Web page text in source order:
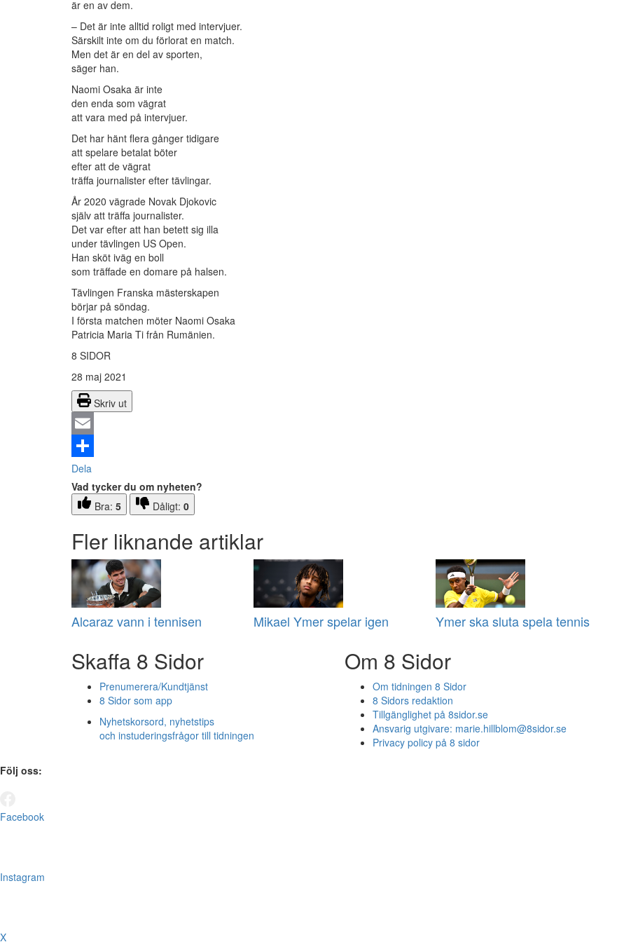
är en av dem.
– Det är inte alltid roligt med intervjuer.
Särskilt inte om du förlorat en match.
Men det är en del av sporten,
säger han.
Naomi Osaka är inte
den enda som vägrat
att vara med på intervjuer.
Det har hänt flera gånger tidigare
att spelare betalat böter
efter att de vägrat
träffa journalister efter tävlingar.
År 2020 vägrade Novak Djokovic
själv att träffa journalister.
Det var efter att han betett sig illa
under tävlingen US Open.
Han sköt iväg en boll
som träffade en domare på halsen.
Tävlingen Franska mästerskapen
börjar på söndag.
I första matchen möter Naomi Osaka
Patricia Maria Ti från Rumänien.
8 SIDOR
28 maj 2021
Skriv ut
Email
Dela
Vad tycker du om nyheten?
Bra: 5 Dåligt: 0
Fler liknande artiklar
Alcaraz vann i tennisen Mikael Ymer spelar igen Ymer ska sluta spela tennis
Skaffa 8 Sidor
Prenumerera/Kundtjänst
8 Sidor som app
Nyhetskorsord, nyhetstips
och instuderingsfrågor till tidningen
Om 8 Sidor
Om tidningen 8 Sidor
8 Sidors redaktion
Tillgänglighet på 8sidor.se
Ansvarig utgivare: marie.hillblom@8sidor.se
Privacy policy på 8 sidor
Följ oss:
Facebook
Instagram
X